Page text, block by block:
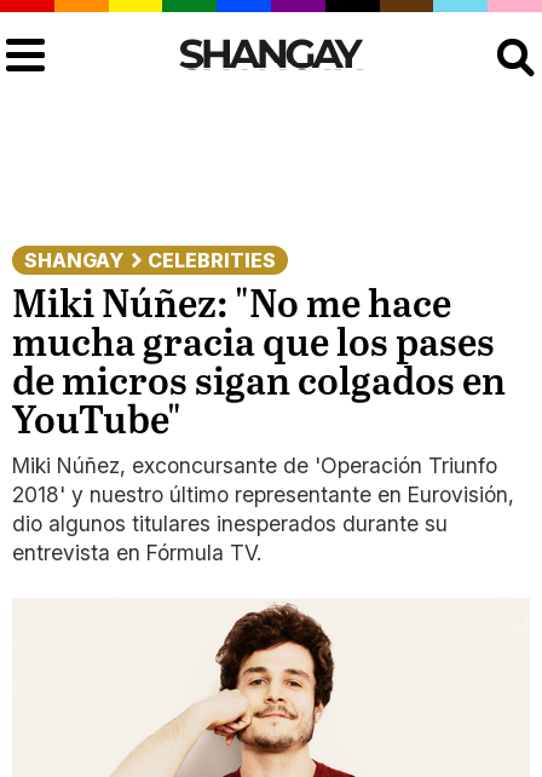
SHANGAY CELEBRITIES
Miki Núñez: "No me hace
mucha gracia que los pases
de micros sigan colgados en
YouTube"
Miki Núñez, exconcursante de 'Operación Triunfo
2018' y nuestro último representante en Eurovisión,
dio algunos titulares inesperados durante su
entrevista en Fórmula TV.